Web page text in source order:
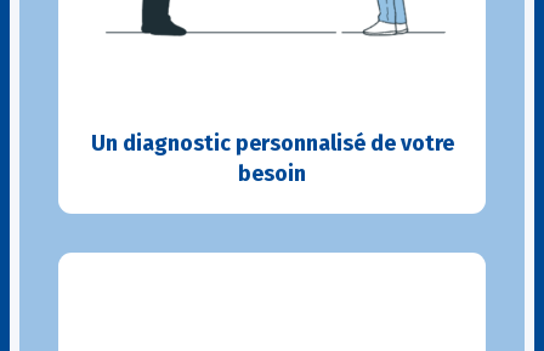
Un diagnostic personnalisé de votre
besoin